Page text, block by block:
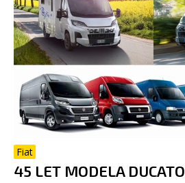
Fiat
45 LET MODELA DUCATO